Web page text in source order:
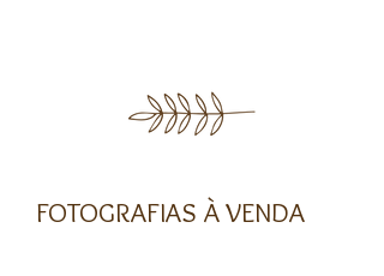
FOTOGRAFIAS À VENDA